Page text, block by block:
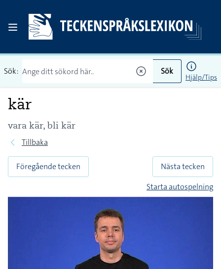
Sök: Sök
Hjälp/Tips
kär
vara kär, bli kär
Tillbaka
Föregående tecken
Nästa tecken
Starta autospelning